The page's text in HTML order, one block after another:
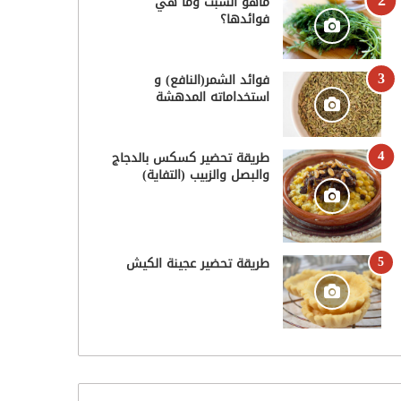
فوائدها؟
فوائد الشمر(النافع) و
استخداماته المدهشة
طريقة تحضير كسكس بالدجاج
والبصل والزبيب (التفاية)
طريقة تحضير عجينة الكيش